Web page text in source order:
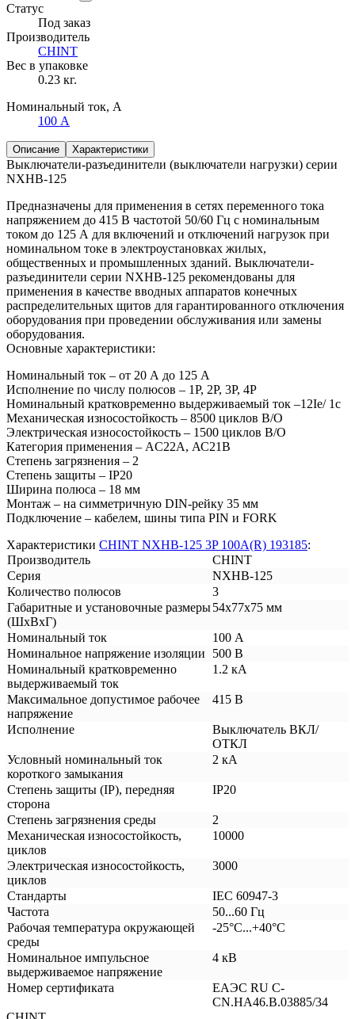
Статус
Под заказ
Производитель
CHINT
Вес в упаковке
0.23 кг.
Номинальный ток, А
100 А
Описание Характеристики
Выключатели-разъединители (выключатели нагрузки) серии
NXHB-125
Предназначены для применения в сетях переменного тока
напряжением до 415 В частотой 50/60 Гц с номинальным
током до 125 А для включений и отключений нагрузок при
номинальном токе в электроустановках жилых,
общественных и промышленных зданий. Выключатели-
разъединители серии NXHB-125 рекомендованы для
применения в качестве вводных аппаратов конечных
распределительных щитов для гарантированного отключения
оборудования при проведении обслуживания или замены
оборудования.
Основные характеристики:
Номинальный ток – от 20 А до 125 А
Исполнение по числу полюсов – 1P, 2P, 3P, 4P
Номинальный кратковременно выдерживаемый ток –12Ie/ 1с
Механическая износостойкость – 8500 циклов В/О
Электрическая износостойкость – 1500 циклов В/О
Категория применения – AС22А, АС21В
Степень загрязнения – 2
Степень защиты – IP20
Ширина полюса – 18 мм
Монтаж – на симметричную DIN-рейку 35 мм
Подключение – кабелем, шины типа PIN и FORK
Характеристики CHINT NXHB-125 3P 100А(R) 193185:
Производитель
CHINT
Серия
NXHB-125
Количество полюсов
3
Габаритные и установочные размеры
(ШхВхГ)
54х77х75 мм
Номинальный ток
100 А
Номинальное напряжение изоляции
500 В
Номинальный кратковременно
выдерживаемый ток
1.2 кА
Максимальное допустимое рабочее
напряжение
415 В
Исполнение
Выключатель ВКЛ/
ОТКЛ
Условный номинальный ток
короткого замыкания
2 кА
Степень защиты (IP), передняя
сторона
IP20
Степень загрязнения среды
2
Механическая износостойкость,
циклов
10000
Электрическая износостойкость,
циклов
3000
Стандарты
IEC 60947-3
Частота
50...60 Гц
Рабочая температура окружающей
среды
-25°C...+40°C
Номинальное импульсное
выдерживаемое напряжение
4 кВ
Номер сертификата
ЕАЭС RU С-
CN.НА46.В.03885/34